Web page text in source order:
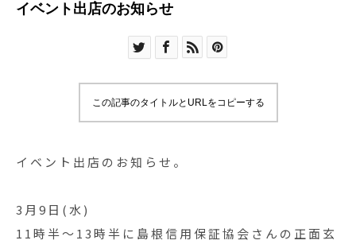
イベント出店のお知らせ️
この記事のタイトルとURLをコピーする
イベント出店のお知らせ️。
3月9日(水)
11時半〜13時半に島根信用保証協会さんの正面玄